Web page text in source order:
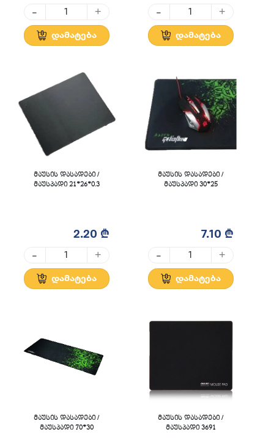
- +
დამატება
- +
დამატება
მაუსის დასადები /
მაუსპადი 21*26*0.3
2.20 ₾
- +
დამატება
მაუსის დასადები /
მაუსპადი 30*25
7.10 ₾
- +
დამატება
მაუსის დასადები /
მაუსპადი 70*30
მაუსის დასადები /
მაუსპადი 3691